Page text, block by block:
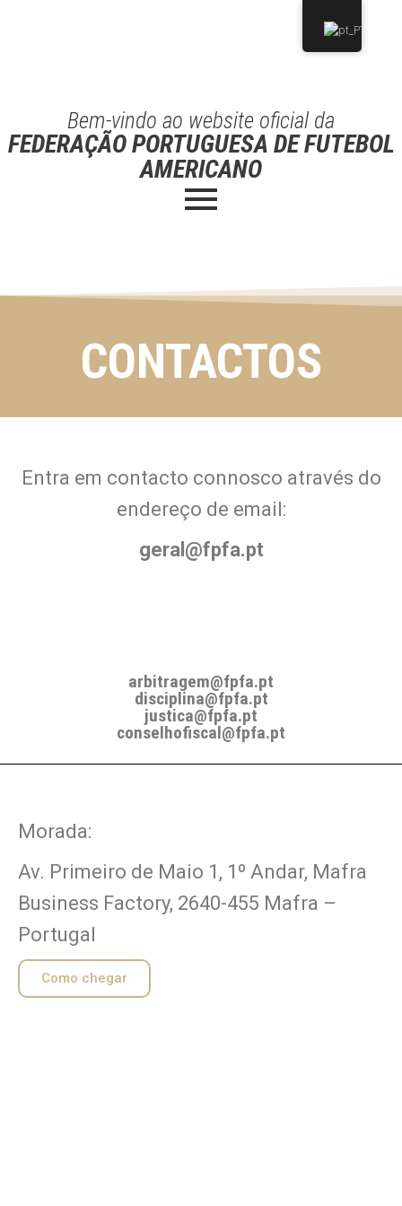
Bem-vindo ao website oficial da
FEDERAÇÃO PORTUGUESA DE FUTEBOL
AMERICANO
CONTACTOS
Entra em contacto connosco através do
endereço de email:
geral@fpfa.pt
arbitragem@fpfa.pt
disciplina@fpfa.pt
justica@fpfa.pt
conselhofiscal@fpfa.pt
Morada:
Av. Primeiro de Maio 1, 1º Andar, Mafra
Business Factory, 2640-455 Mafra –
Portugal
Como chegar